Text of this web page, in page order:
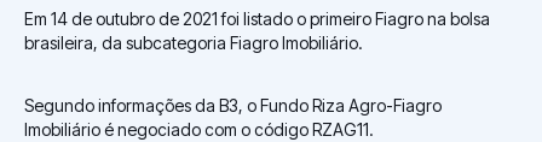
Em 14 de outubro de 2021 foi listado o primeiro Fiagro na bolsa
brasileira, da subcategoria Fiagro Imobiliário.
Segundo informações da B3, o Fundo Riza Agro-Fiagro
Imobiliário é negociado com o código RZAG11.